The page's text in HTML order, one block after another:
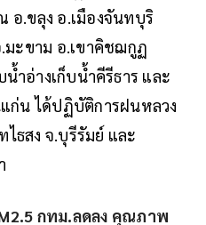
อ.ขลุง อ.เมืองจันทบุริ
มะขาม อ.เขาคิชฌกูฏ
ำอ่างเก็บน้ำคีรีธาร และ
ก่น ได้ปฏิบัติการฝนหลวง
ธสง จ.บุรีรัมย์ และ